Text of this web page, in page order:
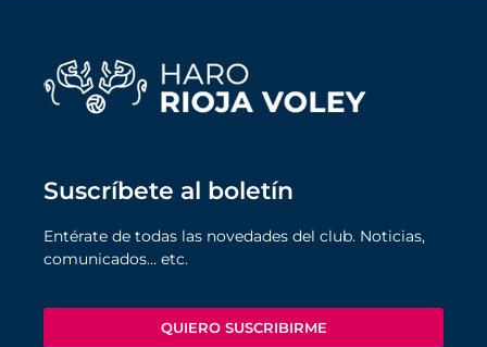
Suscríbete al boletín
Entérate de todas las novedades del club. Noticias,
comunicados… etc.
QUIERO SUSCRIBIRME